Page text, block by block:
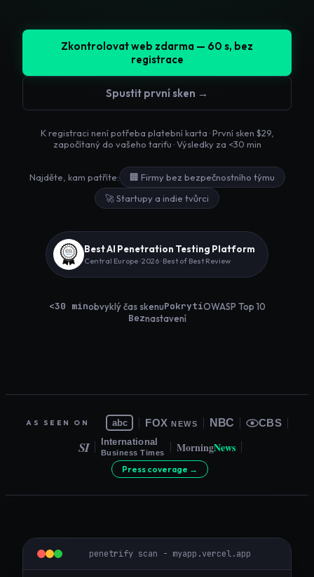
Zkontrolovat web zdarma — 60 s, bez
registrace
Spustit první sken →
K registraci není potřeba platební karta · První sken $29,
započítaný do vašeho tarifu · Výsledky za <30 min
Najděte, kam patříte: 🏢 Firmy bez bezpečnostního týmu
🚀Startupy a indie tvůrci
Best AI Penetration Testing Platform
Central Europe · 2026 · Best of Best Review
<30 minobvyklý čas skenuPokrytíOWASP Top 10
Beznastavení
AS SEEN ON abc FOX NEWS NBC CBS
SI International
Business Times MorningNews
Press coverage →
penetrify scan - myapp.vercel.app